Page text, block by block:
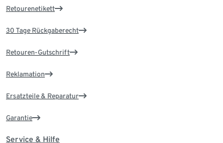
Retourenetikett
30 Tage Rückgaberecht
Retouren-Gutschrift
Reklamation
Ersatzteile & Reparatur
Garantie
Service & Hilfe